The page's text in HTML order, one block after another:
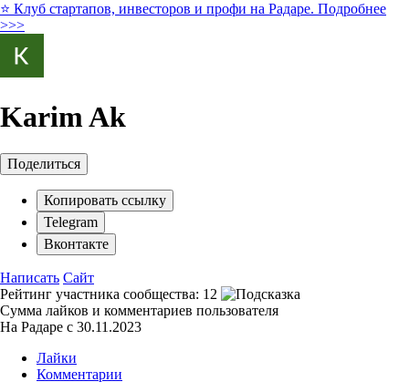
⭐️ Клуб стартапов, инвесторов и профи на Радаре. Подробнее
>>>
Karim Ak
Поделиться
Копировать ссылку
Telegram
Вконтакте
Написать Сайт
Рейтинг участника сообщества: 12
Сумма лайков и комментариев пользователя
На Радаре с 30.11.2023
Лайки
Комментарии